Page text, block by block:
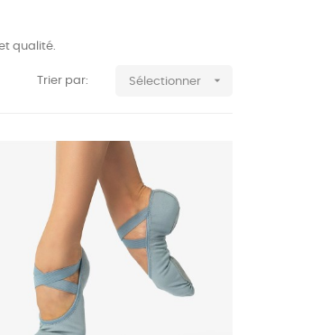
qualité.
Trier par: Sélectionner 